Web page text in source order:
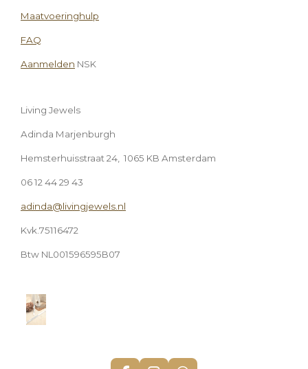
Maatvoeringhulp
FAQ
Aanmelden NSK
Living Jewels
Adinda Marjenburgh
Hemsterhuisstraat 24, 1065 KB Amsterdam
06 12 44 29 43
adinda@livingjewels.nl
Kvk.75116472
Btw NL001596595B07